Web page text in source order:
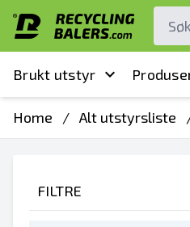
Brukt utstyr
Home / Alt utstyrsliste
FILTRE